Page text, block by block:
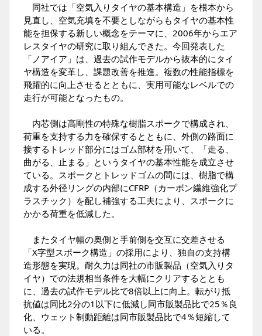
同社では「空気入りタイヤの基本構造」を根本から
見直し、空気充填を不要としながらもタイヤの基本性
能を担保する新しい概念をテーマに、2006年からエア
レスタイヤの研究に取り組んできた。今回発表した
「ノアイア」は、過去の試作モデルから抜本的にタイ
ヤ構造を変革し、課題改善を推進。複数の性能指標を
飛躍的に向上させるとともに、実用可能なレベルでの
走行が可能となったもの。
内芯側は高剛性の特殊な樹脂スポークで構成され、
荷重を支持する力を確保するとともに、外側の路面に
接するトレッド部分にはゴム部材を用いて、「走る、
曲がる、止まる」というタイヤの基本性能を成立させ
ている。スポークとトレッドゴムの間には、樹脂で構
成する外径リングの内部にCFRP（カーボン繊維強化プ
ラスチック）を配し補強する工夫により、スポークに
かかる荷重を低減した。
またタイヤ幅の奥側と手前側を交互に交差させる
「X字型スポーク構造」の採用により、独自の支持構
造形態を実現。耐久力は同社の市販製品（空気入りタ
イヤ）での法規相当条件を大幅にクリアするととも
に、過去の試作モデル比で8倍以上に向上。転がり抵
抗値は同比2分の1以下に低減し同市販製品比で25％良
化、ウェット制動距離は同市販製品比で4％短縮して
いる。